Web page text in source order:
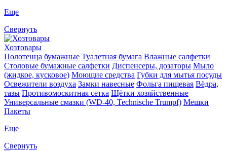
Еще
Свернуть
Хозтовары
Полотенца бумажные Туалетная бумага Влажные салфетки
Столовые бумажные салфетки Диспенсеры, дозаторы Мыло
(жидкое, кусковое) Моющие средства Губки для мытья посуды
Освежители воздуха Замки навесные Фольга пищевая Вёдра,
тазы Противомоскитная сетка Щётки хозяйственные
Универсальные смазки (WD-40, Technische Trumpf) Мешки
Пакеты
Еще
Свернуть